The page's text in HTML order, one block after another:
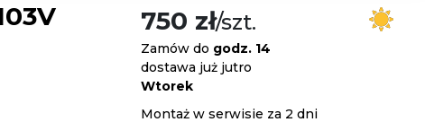
750 zł/szt.
Zamów do godz. 14
dostawa już jutro
Wtorek
Montaż w serwisie za 2 dni